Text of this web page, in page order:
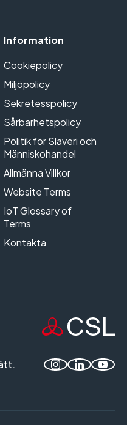
Information
Cookiepolicy
Miljöpolicy
Sekretesspolicy
Sårbarhetspolicy
Politik för Slaveri och
Människohandel
Allmänna Villkor
Website Terms
IoT Glossary of
Terms
Kontakta